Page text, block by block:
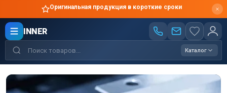
Оригинальная продукция в короткие сроки
INNER
Каталог